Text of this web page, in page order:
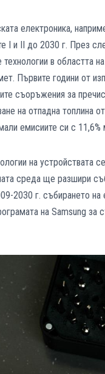
електроника,
I и II до 2030 г. През
в областта
Първите години от
съоръжения за
на отпадна топлина
емисиите си с
на устройствата
среда ще разшири
2030 г. събирането
на Samsung